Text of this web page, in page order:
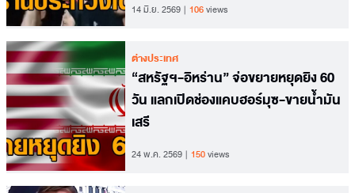
14 มิ.ย. 2569 106views
ต่างประเทศ
“สหรัฐฯ-อิหร่าน” จ่อขยายหยุดยิง 60
วัน แลกเปิดช่องแคบฮอร์มุซ-ขายน้ำมัน
เสรี
24 พ.ค. 2569 150views